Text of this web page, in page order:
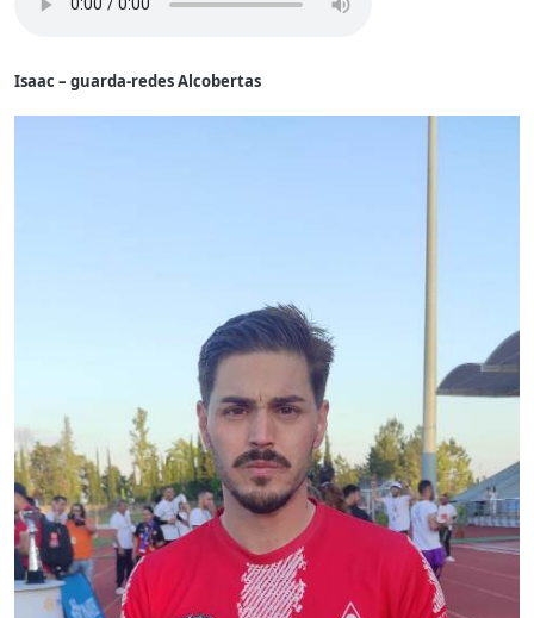
Isaac – guarda-redes Alcobertas